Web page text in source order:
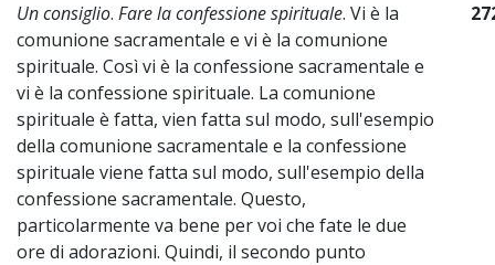
Un consiglio. Fare la confessione spirituale. Vi è la
comunione sacramentale e vi è la comunione
spirituale. Così vi è la confessione sacramentale e
vi è la confessione spirituale. La comunione
spirituale è fatta, vien fatta sul modo, sull'esempio
della comunione sacramentale e la confessione
spirituale viene fatta sul modo, sull'esempio della
confessione sacramentale. Questo,
particolarmente va bene per voi che fate le due
ore di adorazioni. Quindi, il secondo punto